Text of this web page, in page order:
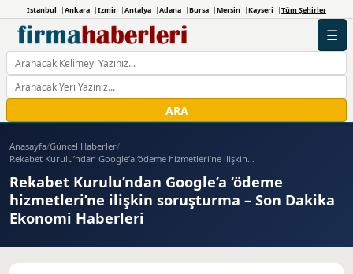
İstanbul Ankara İzmir Antalya Adana Bursa Mersin Kayseri Tüm Şehirler
ARA
☰
Anasayfa/Güncel Haberler/
Rekabet Kurulu’ndan Google’a ‘ödeme hizmetleri’ne ilişkin...
Rekabet Kurulu’ndan Google’a ‘ödeme
hizmetleri’ne ilişkin soruşturma – Son Dakika
Ekonomi Haberleri